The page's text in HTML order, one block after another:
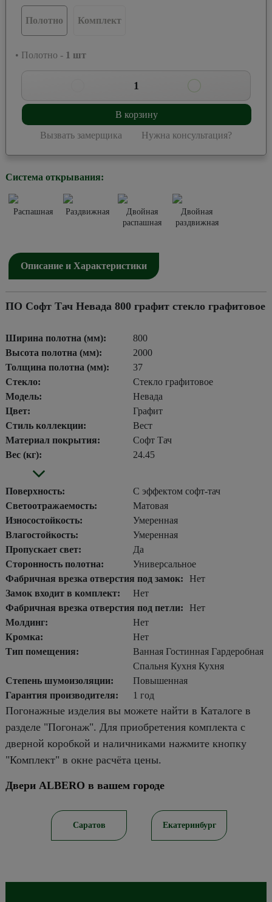
Полотно Комплект
• Полотно - 1 шт
1
В корзину
Вызвать замерщика Нужна консультация?
Система открывания:
Распашная Раздвижная
Двойная
распашная
Двойная
раздвижная
Описание и Характеристики
ПО Софт Тач Невада 800 графит стекло графитовое
Ширина полотна (мм):
800
Высота полотна (мм):
2000
Толщина полотна (мм):
37
Стекло:
Стекло графитовое
Модель:
Невада
Цвет:
Графит
Стиль коллекции:
Вест
Материал покрытия:
Софт Тач
Вес (кг):
24.45
Поверхность:
С эффектом софт-тач
Светоотражаемость:
Матовая
Износостойкость:
Умеренная
Влагостойкость:
Умеренная
Пропускает свет:
Да
Сторонность полотна:
Универсальное
Фабричная врезка отверстия под замок:
Нет
Замок входит в комплект:
Нет
Фабричная врезка отверстия под петли:
Нет
Молдинг:
Нет
Кромка:
Нет
Тип помещения:
Ванная Гостинная Гардеробная
Спальня Кухня Кухня
Степень шумоизоляции:
Повышенная
Гарантия производителя:
1 год
Погонажные изделия вы можете найти в Каталоге в
разделе "Погонаж". Для приобретения комплекта с
дверной коробкой и наличниками нажмите кнопку
"Комплект" в окне расчёта цены.
Двери ALBERO в вашем городе
Саратов Екатеринбург